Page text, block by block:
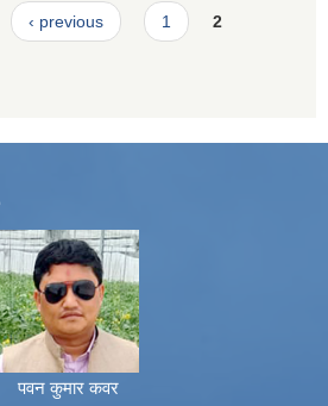
‹ previous 1 2
पवन कुमार कवर